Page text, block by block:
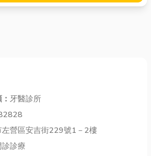
牙醫診所
左營區安吉街229號1－2樓
診診療